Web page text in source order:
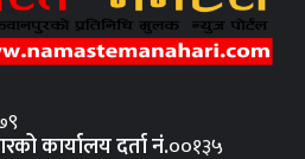
कार्यालय दर्ता नंं.००१३५